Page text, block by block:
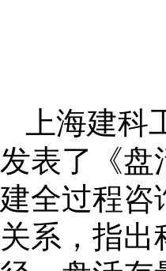
上海建
发表了《
建全过程咨
关系，指出